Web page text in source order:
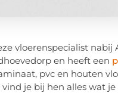
vloerenspecialist
en heeft een
pvc en houten
je bij hen alles wat